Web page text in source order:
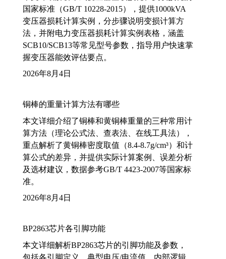
国家标准（GB/T 10228-2015），提供1000kVA
变压器损耗计算实例，分步骤说明变损计算方
法，并附电力变压器损耗计算实例表格，涵盖
SCB10/SCB13等常见型号参数，指导用户快速掌
握变压器能效评估要点。
2026年8月4日
铜棒的重量计算方法有哪些
本文详细介绍了铜棒和黄铜棒重量的三种常用计
算方法（理论公式法、查表法、在线工具法），
重点解析了黄铜棒密度取值（8.4-8.7g/cm³）和计
算公式的差异，并提供实际计算案例、误差分析
及选材建议，数据参考GB/T 4423-2007等国家标
准。
2026年8月4日
BP2863芯片各引脚功能
本文详细解析BP2863芯片的引脚功能及参数，
包括各引脚定义、典型电压/电流值、内部逻辑